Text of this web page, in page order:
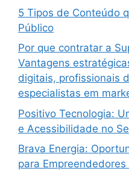
5 Tipos de Conteúdo
Público
Por que contratar a
Vantagens
digitais, profissionais
especialistas em
Positivo Tecnologia:
e Acessibilidade no
Brava Energia:
para